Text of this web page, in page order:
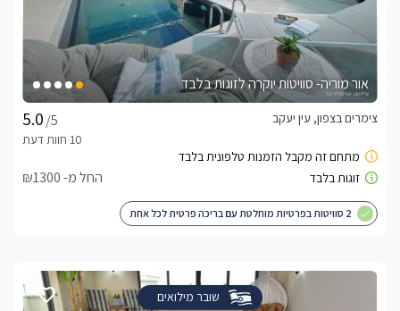
אור מוריה- סוויטות יוקרה לזוגות בלבד
/5
צימרים בצפון, עין יעקב
החל מ- ₪1300
2 סוויטות בפרטיות מוחלטת עם בריכה פרטית לכל אחת
שובר מילואים